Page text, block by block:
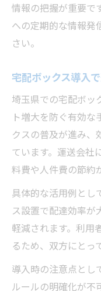
情報の把握が重要で
への定期的な情報発
さい。
宅配ボックス導入
埼玉県での宅配ボッ
ト増大を防ぐ有効な
クスの普及が進み、
ています。運送会社
料費や人件費の節約
具体的な活用例とし
ス設置で配達効率が
軽減されます。利用
るため、双方にとっ
導入時の注意点とし
ルールの明確化が不